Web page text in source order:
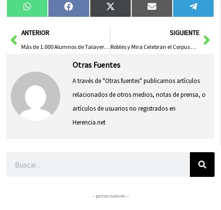
Compartir
en
WhatsAppCompartir
en
FacebookCompartir
en
X
(Twitter)
Compartir
en
Email
en
AntANTERIOR
Más de 1.000 Alumnos de Talavera Se Beneficiarán de Matrícula Universitaria Gratuita en Castilla-La Mancha
SIGUIENTE
Robles y Mira Celebran el Corpus en Honor a los Militares por su Intervención en la DANA
Otras Fuentes
A través de "Otras fuentes" publicamos artículos
relacionados de otros medios, notas de prensa, o
artículos de usuarios no registrados en
Herencia.net
– patrocinadores –